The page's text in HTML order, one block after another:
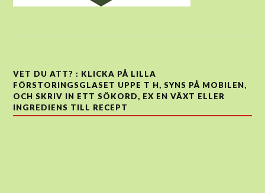
VET DU ATT? : KLICKA PÅ LILLA
FÖRSTORINGSGLASET UPPE T H, SYNS PÅ MOBILEN,
OCH SKRIV IN ETT SÖKORD, EX EN VÄXT ELLER
INGREDIENS TILL RECEPT